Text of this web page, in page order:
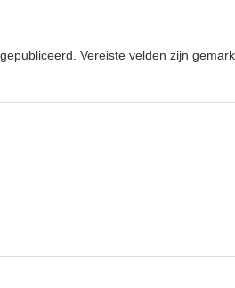
Vereiste velden zijn